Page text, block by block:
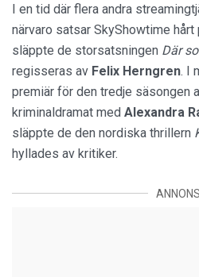
I en tid där flera andra
närvaro satsar SkyShowtime
släppte de storsatsningen Där
regisseras av Felix Herngren. I
premiär för den tredje säsongen
kriminaldramat med Alexandra
släppte de den nordiska thrillern
hyllades av kritiker.
ANNONS